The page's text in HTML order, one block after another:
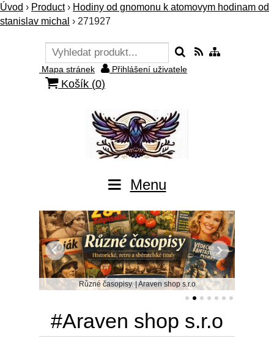
Úvod › Product› Hodiny od gnomonu k atomovym hodinam od
stanislav michal › 271927
Mapa stránek Přihlášení uživatele
Košík (0)
Menu
Různé časopisy. | Araven shop s.r.o
#Araven shop s.r.o